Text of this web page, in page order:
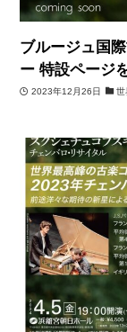
ブルージュ国
ー 特設ページ
2023年12月26日 世